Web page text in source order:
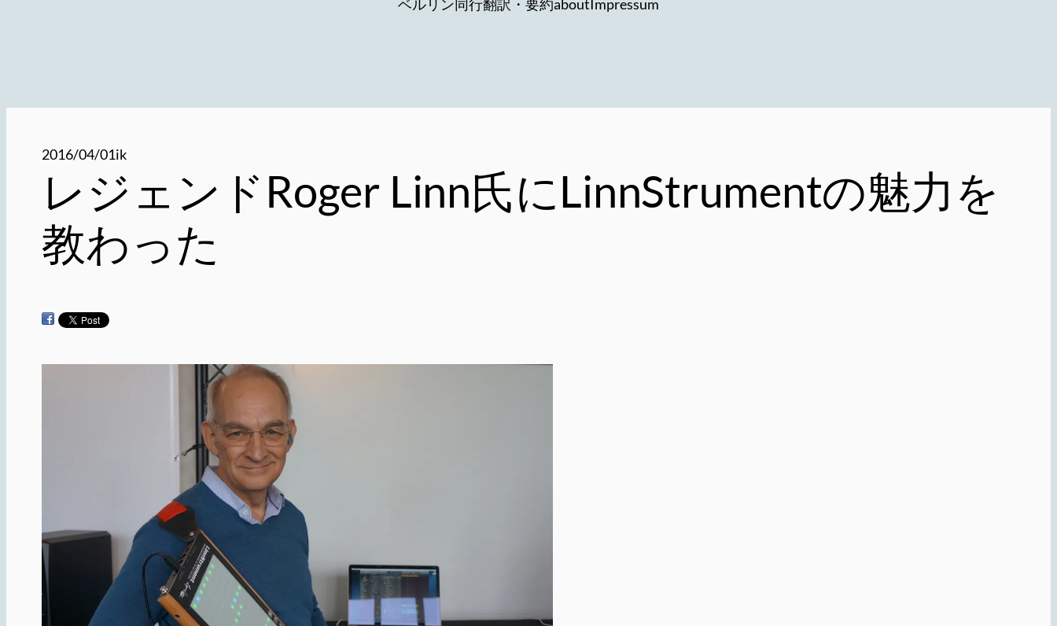
ベルリン同行翻訳・要約aboutImpressum
2016/04/01ik
レジェンドRoger Linn氏にLinnStrumentの魅力を
教わった